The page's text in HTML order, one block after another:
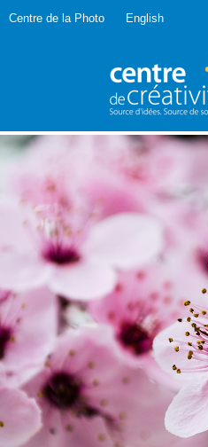
Centre de la Photo English